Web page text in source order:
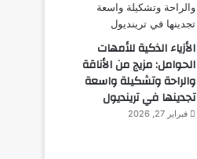
الأزياء الذكية للأمهات
الحوامل: مزيج من الأناقة
والراحة وتشكيلة واسعة
تجدينها في ترينديول
فبراير 27, 2026